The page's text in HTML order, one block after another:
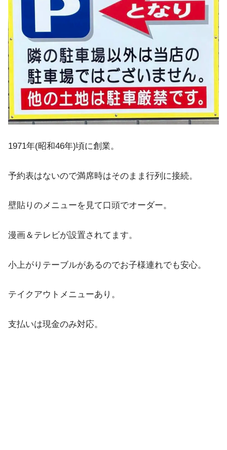
1971年(昭和46年)頃に創業。
予約表はないので満席時はそのまま行列に接続。
壁貼りのメニューを見て口頭でオーダー。
漫画＆テレビが設置されてます。
小上がりテーブルがあるのでお子様連れでも安心。
テイクアウトメニューあり。
支払いは現金のみ対応。